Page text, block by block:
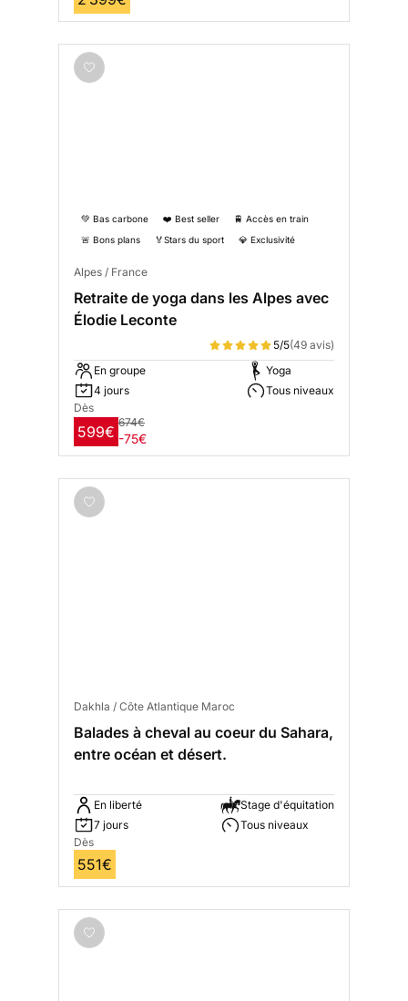
💚 Bas carbone ❤️ Best seller
🚆 Accès en train
🚨 Bons plans
🏅Stars du sport 💎 Exclusivité
Alpes / France
Retraite de yoga dans les Alpes avec
Élodie Leconte
5/5(49 avis)
En groupe
4 jours
Yoga
Tous niveaux
Dès
599€
674€
-75€
Dakhla / Côte Atlantique Maroc
Balades à cheval au coeur du Sahara,
entre océan et désert.
En liberté
7 jours
Stage d'équitation
Tous niveaux
Dès
551€